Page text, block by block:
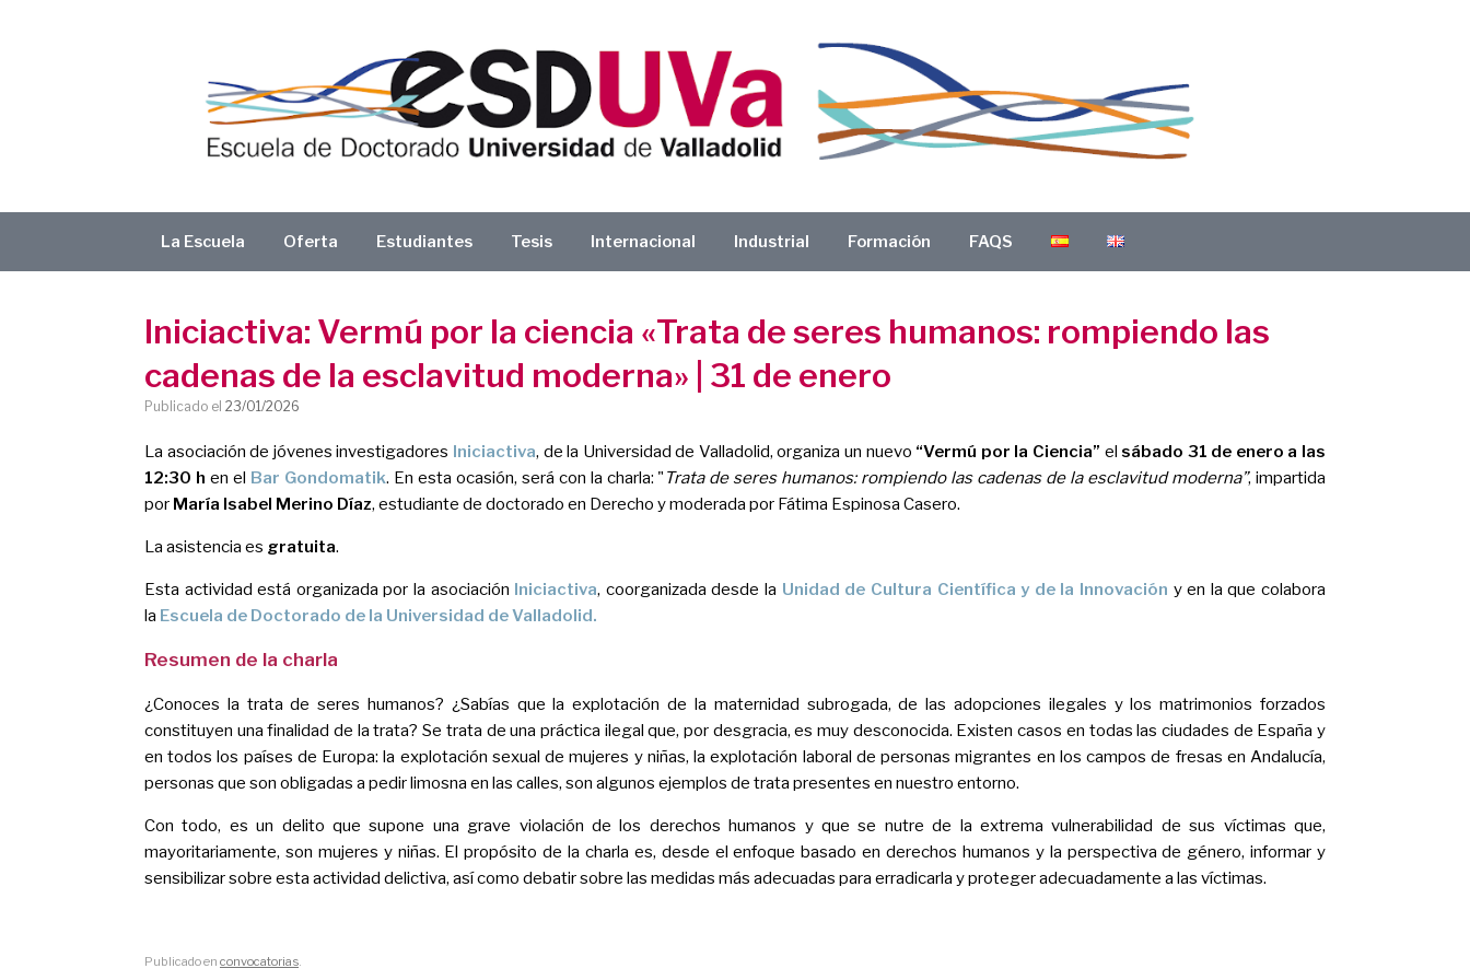
La Escuela Oferta Estudiantes Tesis Internacional Industrial Formación FAQS
Iniciactiva: Vermú por la ciencia «Trata de seres humanos: rompiendo las
cadenas de la esclavitud moderna» | 31 de enero
Publicado el 23/01/2026
La asociación de jóvenes investigadores Iniciactiva, de la Universidad de Valladolid, organiza un nuevo “Vermú por la Ciencia” el sábado 31 de enero a las
12:30 h en el Bar Gondomatik. En esta ocasión, será con la charla: " Trata de seres humanos: rompiendo las cadenas de la esclavitud moderna”, impartida
por María Isabel Merino Díaz, estudiante de doctorado en Derecho y moderada por Fátima Espinosa Casero.
La asistencia es gratuita.
Esta actividad está organizada por la asociación Iniciactiva, coorganizada desde la Unidad de Cultura Científica y de la Innovación y en la que colabora
la Escuela de Doctorado de la Universidad deValladolid.
Resumen de la charla
¿Conoces la trata de seres humanos? ¿Sabías que la explotación de la maternidad subrogada, de las adopciones ilegales y los matrimonios forzados
constituyen una finalidad de la trata? Se trata de una práctica ilegal que, por desgracia, es muy desconocida. Existen casos en todas las ciudades de España y
en todos los países de Europa: la explotación sexual de mujeres y niñas, la explotación laboral de personas migrantes en los campos de fresas en Andalucía,
personas que son obligadas a pedir limosna en las calles, son algunos ejemplos de trata presentes en nuestro entorno.
Con todo, es un delito que supone una grave violación de los derechos humanos y que se nutre de la extrema vulnerabilidad de sus víctimas que,
mayoritariamente, son mujeres y niñas. El propósito de la charla es, desde el enfoque basado en derechos humanos y la perspectiva de género, informar y
sensibilizar sobre esta actividad delictiva, así como debatir sobre las medidas más adecuadas para erradicarla y proteger adecuadamente a las víctimas.
Publicado en convocatorias.